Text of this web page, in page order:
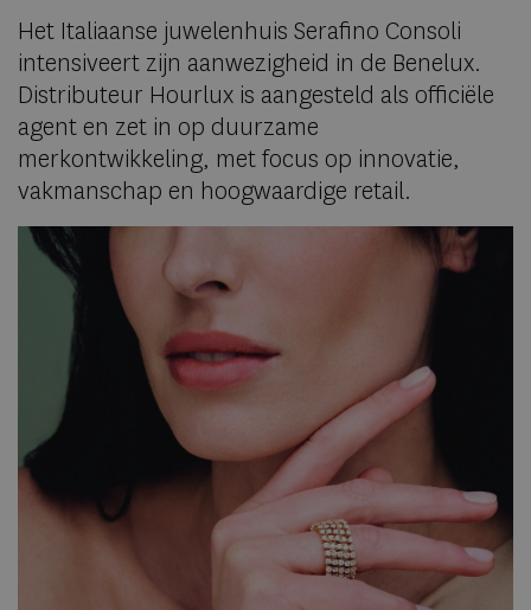
Het Italiaanse juwelenhuis Serafino Consoli
intensiveert zijn aanwezigheid in de Benelux.
Distributeur Hourlux is aangesteld als officiële
agent en zet in op duurzame
merkontwikkeling, met focus op innovatie,
vakmanschap en hoogwaardige retail.